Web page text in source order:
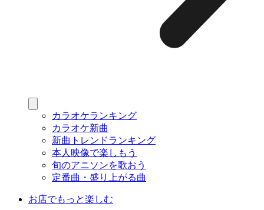
カラオケランキング
カラオケ新曲
新曲トレンドランキング
本人映像で楽しもう
旬のアニソンを歌おう
定番曲・盛り上がる曲
お店でもっと楽しむ